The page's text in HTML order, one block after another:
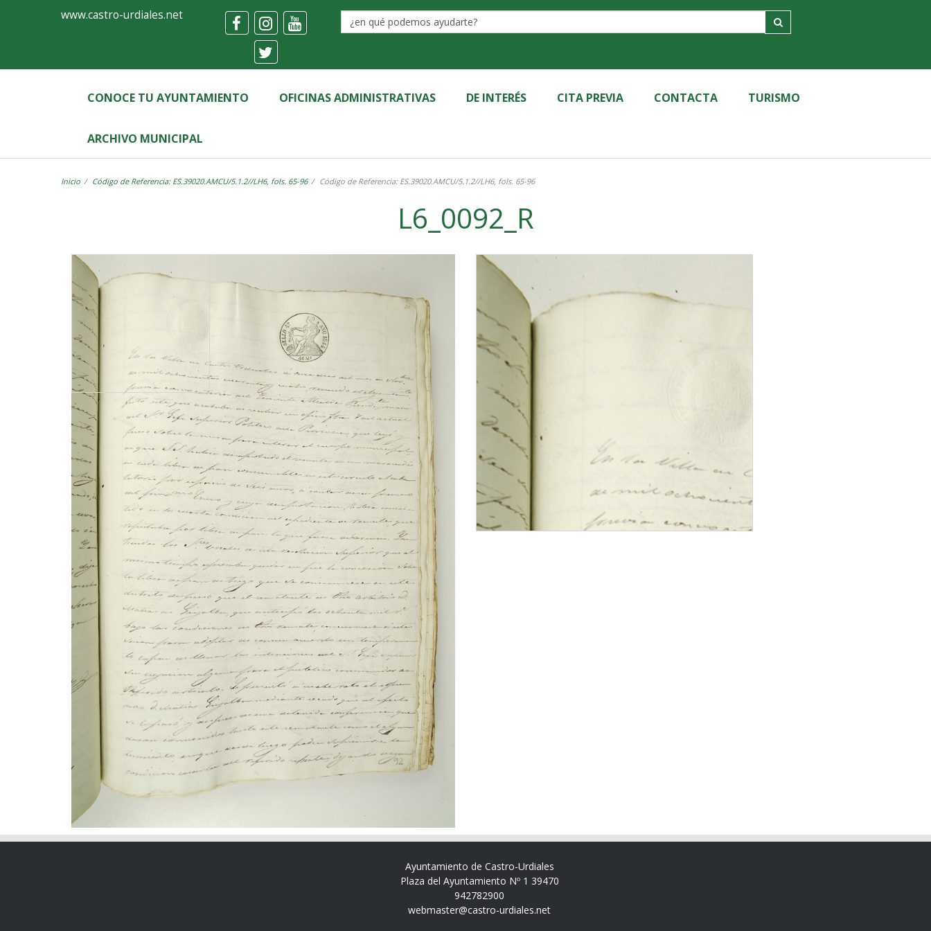
Ayuntamiento
Castro-
Urdiales
www.castro-urdiales.net
CONOCE TU AYUNTAMIENTO OFICINAS ADMINISTRATIVAS DE INTERÉS CITA PREVIA CONTACTA TURISMO
ARCHIVO MUNICIPAL
Inicio Código de Referencia: ES.39020.AMCU/5.1.2//LH6, fols. 65-96 Código de Referencia: ES.39020.AMCU/5.1.2//LH6, fols. 65-96
L6_0092_R
Ayuntamiento de Castro-Urdiales
Plaza del Ayuntamiento Nº 1 39470
942782900
webmaster@castro-urdiales.net